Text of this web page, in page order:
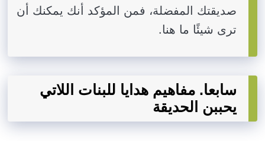
صديقتك المفضلة، فمن المؤكد أنك يمكنك أن
ترى شيئًا ما هنا.
سابعا. مفاهيم هدايا للبنات اللاتي
يحببن الحديقة